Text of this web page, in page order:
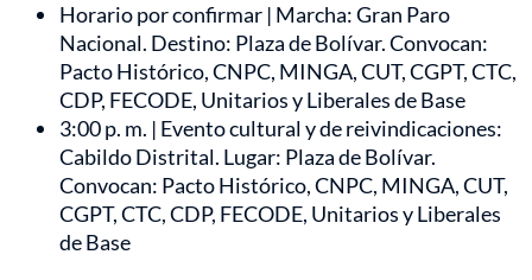
Horario por confirmar | Marcha: Gran Paro
Nacional. Destino: Plaza de Bolívar. Convocan:
Pacto Histórico, CNPC, MINGA, CUT, CGPT, CTC,
CDP, FECODE, Unitarios y Liberales de Base
3:00 p. m. | Evento cultural y de reivindicaciones:
Cabildo Distrital. Lugar: Plaza de Bolívar.
Convocan: Pacto Histórico, CNPC, MINGA, CUT,
CGPT, CTC, CDP, FECODE, Unitarios y Liberales
de Base